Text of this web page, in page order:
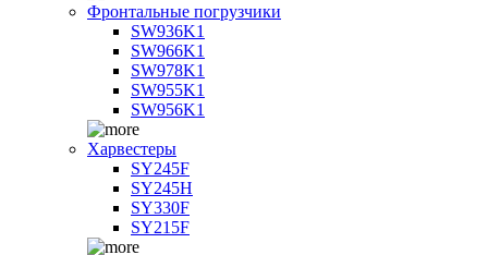
Фронтальные погрузчики
SW936K1
SW966K1
SW978K1
SW955K1
SW956K1
Харвестеры
SY245F
SY245H
SY330F
SY215F